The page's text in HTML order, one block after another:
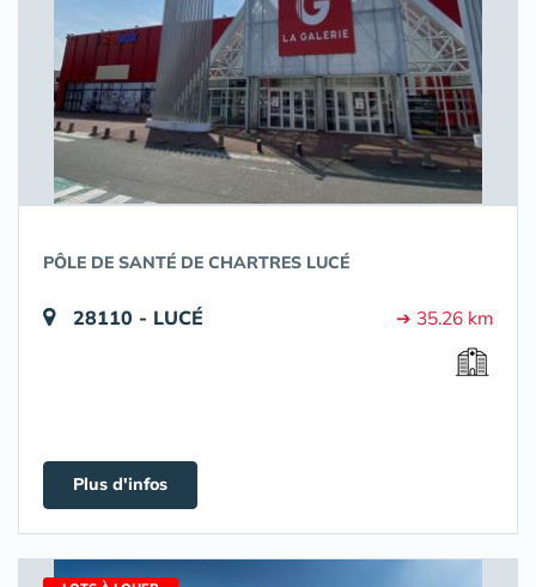
PÔLE DE SANTÉ DE CHARTRES LUCÉ
28110 - LUCÉ ➔ 35.26 km
Plus d'infos